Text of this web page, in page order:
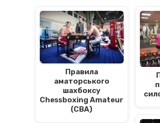
Правила
аматорського
шахбоксу
Chessboxing Amateur
(CBA)